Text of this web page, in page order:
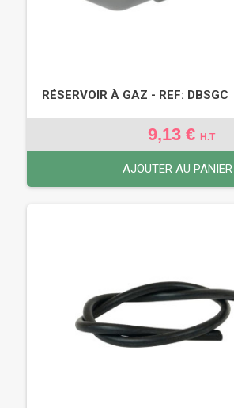
RÉSERVOIR À GAZ - REF: DBSGC
9,13 € H.T
AJOUTER AU PANIER